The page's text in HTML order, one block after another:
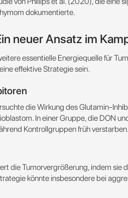
dokumentierte​​.
neuer Ansatz im
essentielle Energiequelle für
effektive Strategie sein.
die Wirkung des Glutamin-
In einer Gruppe, die DON
Kontrollgruppen früh verstarben​​.
die Tumorvergrößerung, indem sie
könnte insbesondere bei